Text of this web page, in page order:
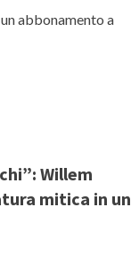
abbonamento a
Willem
mitica in un